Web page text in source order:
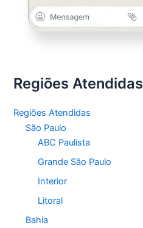
Regiões Atendidas
Regiões Atendidas
São Paulo
ABC Paulista
Grande São Paulo
Interior
Litoral
Bahia